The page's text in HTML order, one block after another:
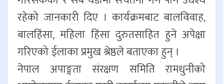
रहेको जानकारी दिए । कार्यक्रमबाट बालविवाह,
बालहिंसा, महिला हिंसा दुरुतसाहित हुने अपेक्षा
गरिएको ईलाका प्रमुख श्रेष्ठले बताएका हुन् ।
नेपाल अपाङ्गता संरक्षण समिति रामधुनीको